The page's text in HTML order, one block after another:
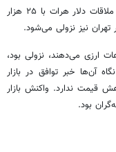
تعدادی از کانال‌های معاملاتی پیش‌بینی می‌کنند که ملاقات دلار هرات با ۲۵ هزار
ارزی می‌دهند، نزولی بود،
آن‌ها خبر توافق در بازار
قیمت ندارد. واکنش بازار
بود.